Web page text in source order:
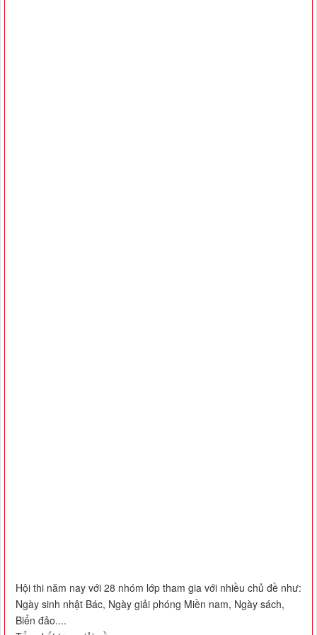
Hội thi năm nay với 28 nhóm lớp tham gia với nhiều chủ đề như:
Ngày sinh nhật Bác, Ngày giải phóng Miền nam, Ngày sách,
Biển đảo....